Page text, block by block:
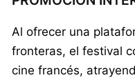
Al ofrecer una
fronteras, el festival
cine francés,